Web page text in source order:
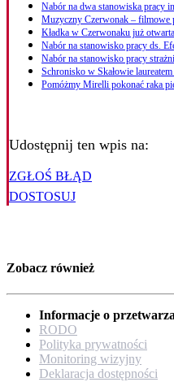
Nabór na dwa stanowiska pracy
Muzyczny Czerwonak – filmowe
Kładka w Czerwonaku już otwarta
Nabór na stanowisko pracy ds.
Nabór na stanowisko pracy
Schronisko w Skałowie
Pomóżmy Mirelli pokonać raka
Udostępnij ten wpis na:
ZGŁOŚ BŁĄD
DOSTOSUJ
Zobacz również
Informacje o
RODO
Polityka prywatności
Monitoring wizyjny
Deklaracja dostępności